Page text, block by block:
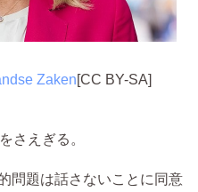
Zaken[CC BY-SA]
さえぎる。
問題は話さないことに同意